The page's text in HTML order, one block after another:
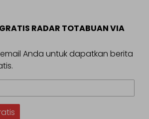
RADAR TOTABUAN VIA
Anda untuk dapatkan berita